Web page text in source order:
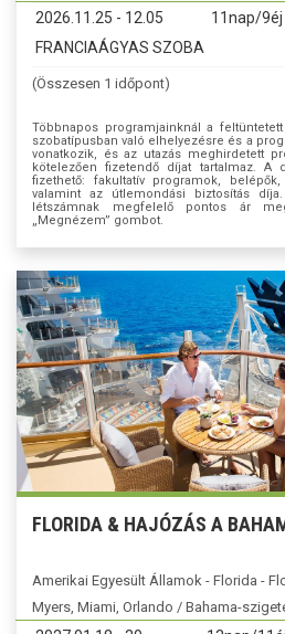
2026.11.25 - 12.05
11nap/9éj
FRANCIAÁGYAS SZOBA
(Összesen 1 időpont)
Többnapos programjainknál a
szobatípusban való elhelyezésre és a
vonatkozik, és az utazás meghirdetett
kötelezően fizetendő díjat tartalmaz.
fizethető: fakultatív programok,
valamint az útlemondási biztosítás
létszámnak megfelelő pontos ár
„Megnézem” gombot.
FLORIDA & HAJÓZÁS A
Amerikai Egyesült Államok - Florida -
Myers, Miami, Orlando / Bahama-